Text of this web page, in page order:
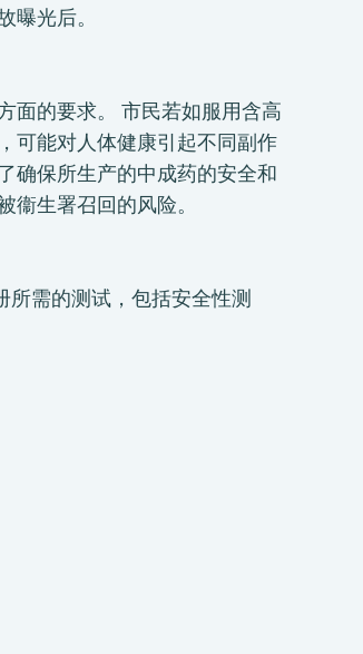
光后。
面的要求。 市民若如服用含高
可能对人体健康引起不同副作
确保所生产的中成药的安全和
生署召回的风险。
所需的测试，包括安全性测